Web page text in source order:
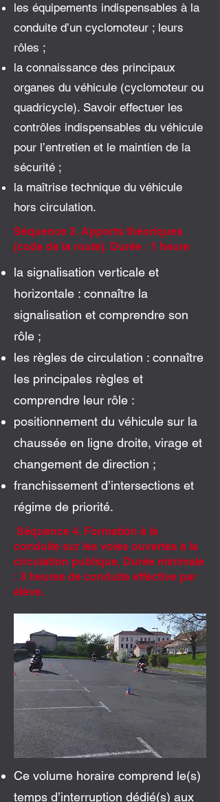
les équipements indispensables à la
conduite d’un cyclomoteur ; leurs
rôles ;
la connaissance des principaux
organes du véhicule (cyclomoteur ou
quadricycle). Savoir effectuer les
contrôles indispensables du véhicule
pour l’entretien et le maintien de la
sécurité ;
la maîtrise technique du véhicule
hors circulation.
Séquence 3. Apports théoriques
(code de la route). Durée : 1 heure
la signalisation verticale et
horizontale : connaître la
signalisation et comprendre son
rôle ;
les règles de circulation : connaître
les principales règles et
comprendre leur rôle :
positionnement du véhicule sur la
chaussée en ligne droite, virage et
changement de direction ;
franchissement d’intersections et
régime de priorité.
Séquence 4. Formation à la
conduite sur les voies ouvertes à la
circulation publique. Durée minimale
: 3 heures de conduite effective par
élève.
Ce volume horaire comprend le(s)
temps d’interruption dédié(s) aux